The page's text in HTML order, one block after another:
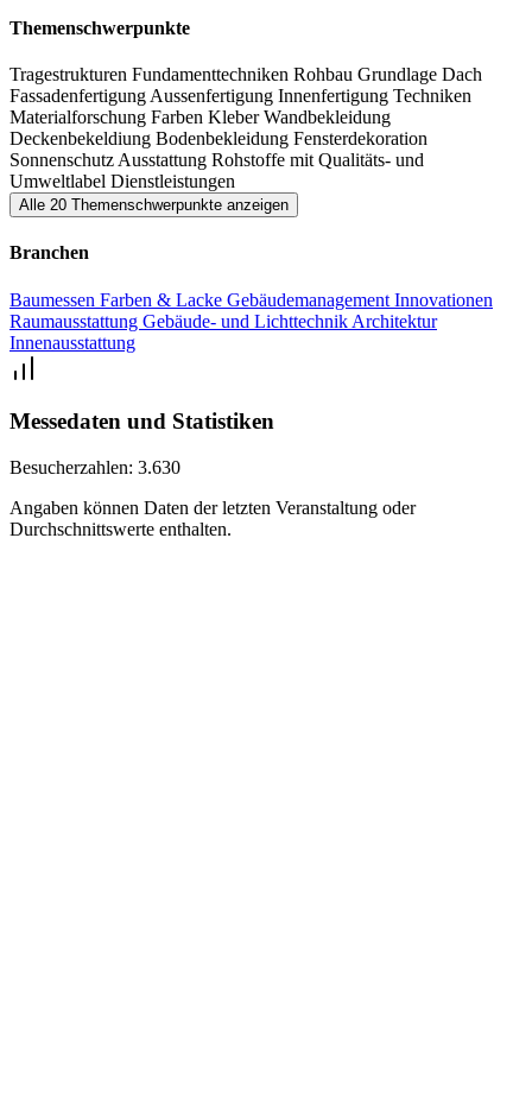
Möglichkeit zum intensiven Erfahrungsaustausch.
Themenschwerpunkte
Tragestrukturen Fundamenttechniken Rohbau Grundlage Dach
Fassadenfertigung Aussenfertigung Innenfertigung Techniken
Materialforschung Farben KleberWandbekleidung
Deckenbekeldiung Bodenbekleidung Fensterdekoration
Sonnenschutz Ausstattung Rohstoffe mit Qualitäts- und
Umweltlabel Dienstleistungen
Alle 20 Themenschwerpunkte anzeigen
Branchen
Baumessen Farben & Lacke Gebäudemanagement Innovationen
Raumausstattung Gebäude- und Lichttechnik Architektur
Innenausstattung
Messedaten und Statistiken
Besucherzahlen: 3.630
Angaben können Daten der letzten Veranstaltung oder
Durchschnittswerte enthalten.